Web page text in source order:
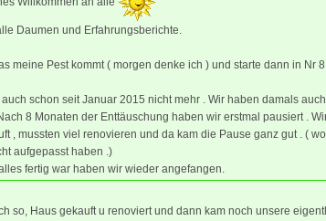
Daumen und Erfahrungsberichte.
meine Pest kommt ( morgen denke ich ) und starte dann in Nr 8.
auch schon seit Januar 2015 nicht mehr . Wir haben damals
8 Monaten der Enttäuschung haben wir erstmal pausiert .
, mussten viel renovieren und da kam die Pause ganz gut . (
aufgepasst haben .)
fertig war haben wir wieder angefangen.
so, Haus gekauft u renoviert und dann kam noch unsere